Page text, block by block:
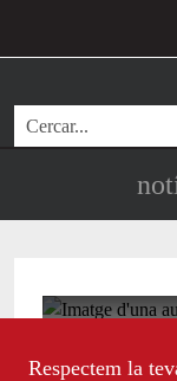
Respectem la
Cerca
Més que
Notícies
Recursos
Recursos